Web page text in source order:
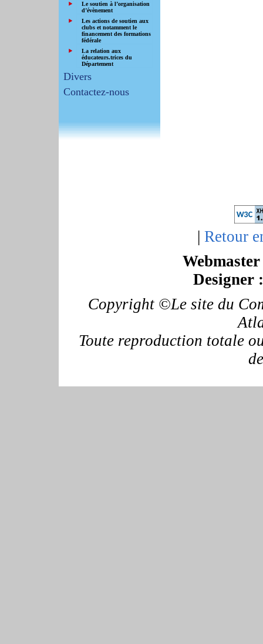
Le soutien à l’organisation
d’évènement
Les actions de soutien aux
clubs et notamment le
financement des formations
fédérale
La relation aux
éducateurs.trices du
Département
Divers
Contactez-nous
| Retour
Designer :
Copyright ©Le site du
Toute reproduction totale